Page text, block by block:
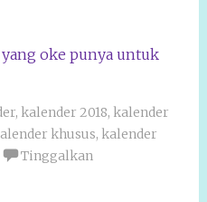
oke punya untuk
, kalender 2018, kalender
khusus, kalender
Tinggalkan